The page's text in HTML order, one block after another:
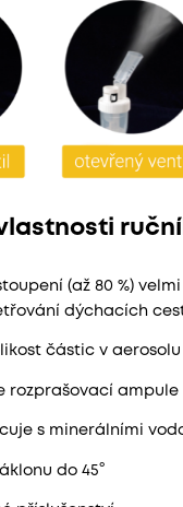
(až 80 %)
dýchacích
částic v aerosolu
rozprašovací
s minerálními
do 45°